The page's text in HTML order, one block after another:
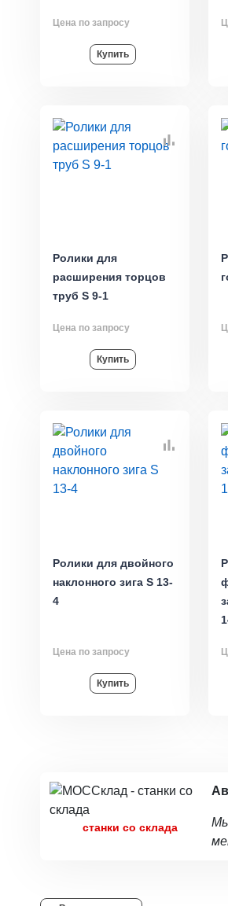
Цена по запросу
Купить
Ролики для
расширения торцов
труб S 9-1
Цена по запросу
Купить
Ролики для двойного
наклонного зига S 13-
4
Цена по запросу
Купить
станки со склада
Мы